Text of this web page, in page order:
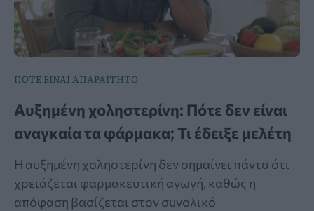
ΠΟΤΕ ΕΙΝΑΙ ΑΠΑΡΑΙΤΗΤΟ
Αυξημένη χοληστερίνη: Πότε δεν είναι
αναγκαία τα φάρμακα; Τι έδειξε μελέτη
Η αυξημένη χοληστερίνη δεν σημαίνει πάντα ότι
χρειάζεται φαρμακευτική αγωγή, καθώς η
απόφαση βασίζεται στον συνολικό